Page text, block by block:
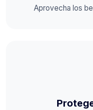
Aprovecha los